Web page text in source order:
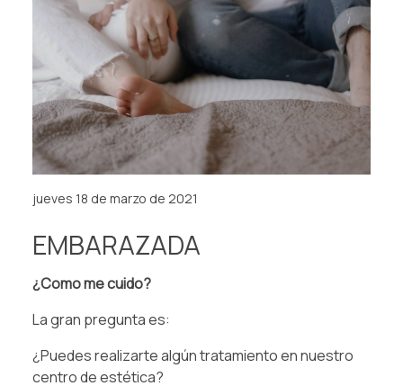
jueves 18 de marzo de 2021
EMBARAZADA
¿Como me cuido?⁠
La gran pregunta es:
¿Puedes realizarte algún tratamiento en nuestro
centro de estética?